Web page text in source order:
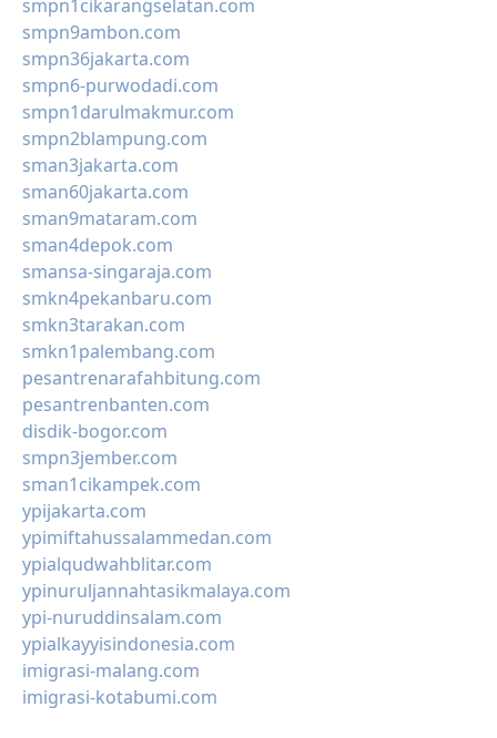
smpn1cikarangselatan.com
smpn9ambon.com
smpn36jakarta.com
smpn6-purwodadi.com
smpn1darulmakmur.com
smpn2blampung.com
sman3jakarta.com
sman60jakarta.com
sman9mataram.com
sman4depok.com
smansa-singaraja.com
smkn4pekanbaru.com
smkn3tarakan.com
smkn1palembang.com
pesantrenarafahbitung.com
pesantrenbanten.com
disdik-bogor.com
smpn3jember.com
sman1cikampek.com
ypijakarta.com
ypimiftahussalammedan.com
ypialqudwahblitar.com
ypinuruljannahtasikmalaya.com
ypi-nuruddinsalam.com
ypialkayyisindonesia.com
imigrasi-malang.com
imigrasi-kotabumi.com